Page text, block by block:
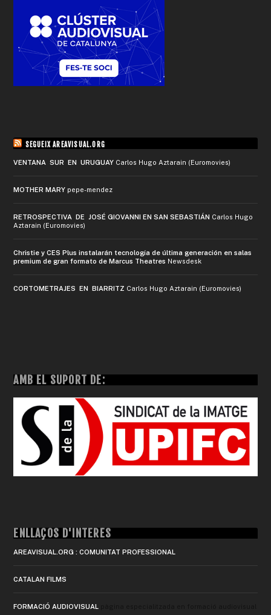
SEGUEIX AREAVISUAL.ORG
VENTANA SUR EN URUGUAY Carlos Hugo Aztarain (Euromovies)
MOTHER MARY pepe-mendez
RETROSPECTIVA DE JOSÉ GIOVANNI EN SAN SEBASTIÁN Carlos Hugo
Aztarain (Euromovies)
Christie y CES Plus instalarán tecnología de última generación en salas
premium de gran formato de Marcus Theatres Newsdesk
CORTOMETRAJES EN BIARRITZ Carlos Hugo Aztarain (Euromovies)
AMB EL SUPORT DE:
ENLLAÇOS D'INTERÈS
AREAVISUAL.ORG : COMUNITAT PROFESSIONAL
CATALAN FILMS
FORMACIÓ AUDIOVISUAL